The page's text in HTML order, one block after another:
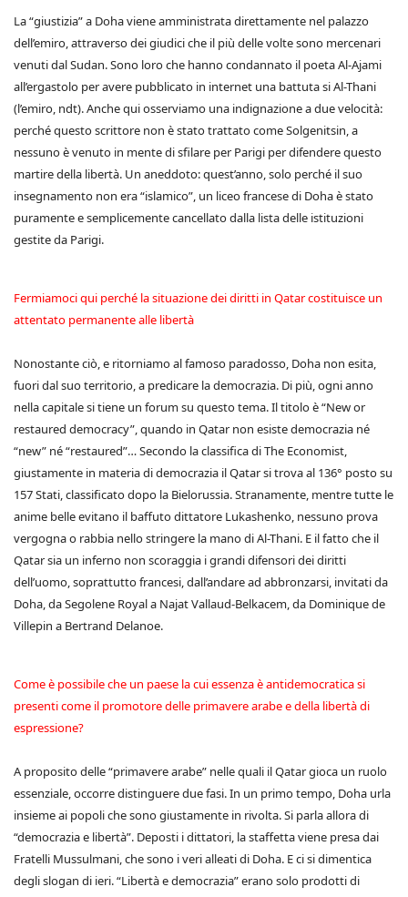
La “giustizia” a Doha viene amministrata direttamente nel palazzo
dell’emiro, attraverso dei giudici che il più delle volte sono mercenari
venuti dal Sudan. Sono loro che hanno condannato il poeta Al-Ajami
all’ergastolo per avere pubblicato in internet una battuta si Al-Thani
(l’emiro, ndt). Anche qui osserviamo una indignazione a due velocità:
perché questo scrittore non è stato trattato come Solgenitsin, a
nessuno è venuto in mente di sfilare per Parigi per difendere questo
martire della libertà. Un aneddoto: quest’anno, solo perché il suo
insegnamento non era “islamico”, un liceo francese di Doha è stato
puramente e semplicemente cancellato dalla lista delle istituzioni
gestite da Parigi.
Fermiamoci qui perché la situazione dei diritti in Qatar costituisce un
attentato permanente alle libertà
Nonostante ciò, e ritorniamo al famoso paradosso, Doha non esita,
fuori dal suo territorio, a predicare la democrazia. Di più, ogni anno
nella capitale si tiene un forum su questo tema. Il titolo è “New or
restaured democracy”, quando in Qatar non esiste democrazia né
“new” né “restaured”… Secondo la classifica di The Economist,
giustamente in materia di democrazia il Qatar si trova al 136° posto su
157 Stati, classificato dopo la Bielorussia. Stranamente, mentre tutte le
anime belle evitano il baffuto dittatore Lukashenko, nessuno prova
vergogna o rabbia nello stringere la mano di Al-Thani. E il fatto che il
Qatar sia un inferno non scoraggia i grandi difensori dei diritti
dell’uomo, soprattutto francesi, dall’andare ad abbronzarsi, invitati da
Doha, da Segolene Royal a Najat Vallaud-Belkacem, da Dominique de
Villepin a Bertrand Delanoe.
Come è possibile che un paese la cui essenza è antidemocratica si
presenti come il promotore delle primavere arabe e della libertà di
espressione?
A proposito delle “primavere arabe” nelle quali il Qatar gioca un ruolo
essenziale, occorre distinguere due fasi. In un primo tempo, Doha urla
insieme ai popoli che sono giustamente in rivolta. Si parla allora di
“democrazia e libertà”. Deposti i dittatori, la staffetta viene presa dai
Fratelli Mussulmani, che sono i veri alleati di Doha. E ci si dimentica
degli slogan di ieri. “Libertà e democrazia” erano solo prodotti di